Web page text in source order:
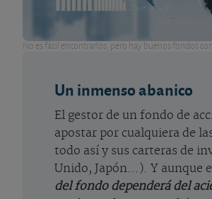
No es fácil encontrarlos, pero hay buenos fondos
Un inmenso abanico
El gestor de un fondo de
apostar por cualquiera de
todo así y sus carteras de
Unido, Japón…). Y aunque
del fondo dependerá del